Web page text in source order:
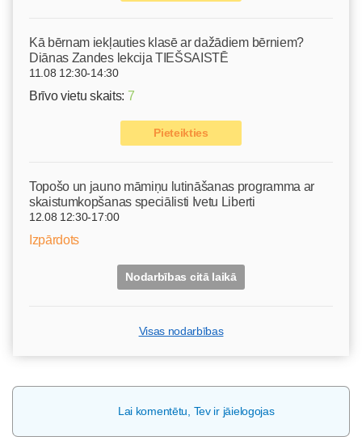
Kā bērnam iekļauties klasē ar dažādiem bērniem?
Diānas Zandes lekcija TIEŠSAISTĒ
11.08 12:30-14:30
Brīvo vietu skaits: 7
Pieteikties
Topošo un jauno māmiņu lutināšanas programma ar
skaistumkopšanas speciālisti Ivetu Liberti
12.08 12:30-17:00
Izpārdots
Nodarbības citā laikā
Visas nodarbības
Lai komentētu, Tev ir jāielogojas